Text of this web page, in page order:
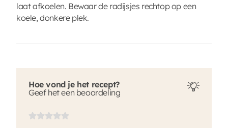
laat afkoelen. Bewaar de radijsjes rechtop op een
koele, donkere plek.
Hoe vond je het recept?
Geef het een beoordeling